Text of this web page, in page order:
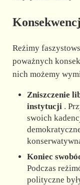
Reżimy
poważnych
nich możemy
Zniszczenie
instytucji .
swoich
Koniec
Podczas
polityczne